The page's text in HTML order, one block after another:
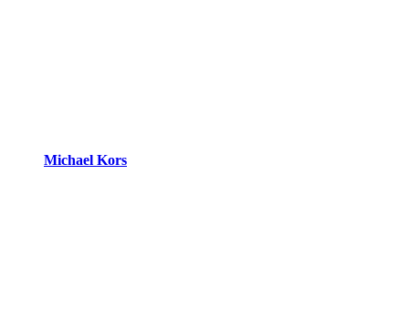
Michael Kors